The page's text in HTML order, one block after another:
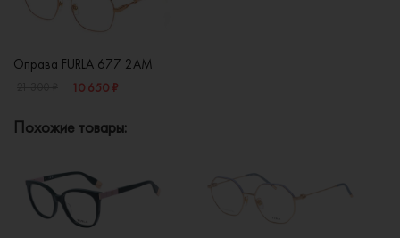
Оправа FURLA 677 2AM
10 650 ₽
Похожие товары: